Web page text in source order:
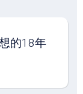
的18年